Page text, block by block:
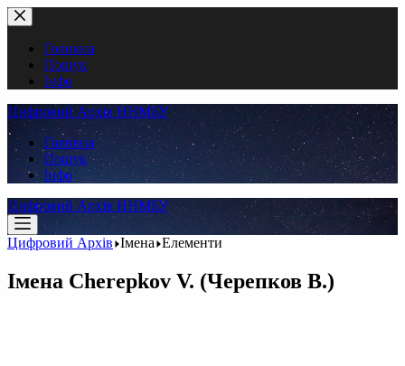
Перейти
до
вмістуГоловна
Пошук
Інфо
Цифровий Архів ННМБУ
Головна
Пошук
Інфо
Цифровий Архів ННМБУ
Цифровий Архів Імена Елементи
Імена Cherepkov V. (Черепков В.)